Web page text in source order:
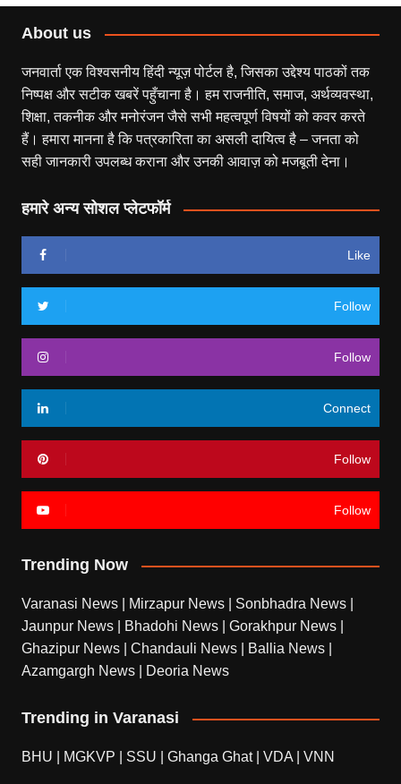
About us
जनवार्ता एक विश्वसनीय हिंदी न्यूज़ पोर्टल है, जिसका उद्देश्य पाठकों तक
निष्पक्ष और सटीक खबरें पहुँचाना है। हम राजनीति, समाज, अर्थव्यवस्था,
शिक्षा, तकनीक और मनोरंजन जैसे सभी महत्वपूर्ण विषयों को कवर करते
हैं। हमारा मानना है कि पत्रकारिता का असली दायित्व है – जनता को
सही जानकारी उपलब्ध कराना और उनकी आवाज़ को मजबूती देना।
हमारे अन्य सोशल प्लेटफॉर्म
Like
Follow
Follow
Connect
Follow
Follow
Trending Now
Varanasi News Mirzapur News Sonbhadra News
Jaunpur News
Bhadohi News Gorakhpur News
Ghazipur News
Chandauli News Ballia News
Azamgargh News
Deoria News
Trending in Varanasi
BHU MGKVP SSU Ghanga Ghat| VDA VNN